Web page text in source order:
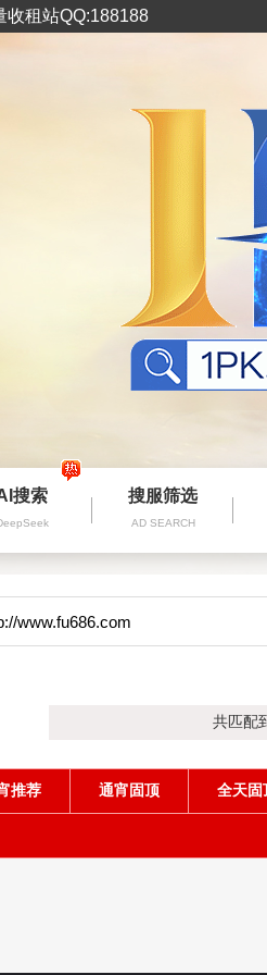
收租站QQ:188188
搜索 搜服筛选
AD SEARCH
共匹配
推荐 通宵固顶 全天固